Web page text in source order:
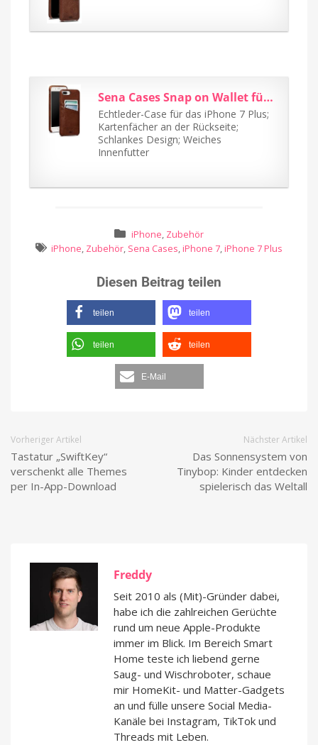
Sena Cases Snap on Wallet für iPhone 7 Plus cognac
Echtleder-Case für das iPhone 7 Plus;
Kartenfächer an der Rückseite;
Schlankes Design; Weiches
Innenfutter
iPhone, Zubehör
iPhone, Zubehör, Sena Cases, iPhone 7, iPhone 7 Plus
Diesen Beitrag teilen
teilen teilen
teilen teilen
E-Mail
Vorheriger Artikel
Tastatur „SwiftKey“
verschenkt alle Themes
per In-App-Download
Nächster Artikel
Das Sonnensystem von
Tinybop: Kinder entdecken
spielerisch das Weltall
Freddy
Seit 2010 als (Mit)-Gründer dabei,
habe ich die zahlreichen Gerüchte
rund um neue Apple-Produkte
immer im Blick. Im Bereich Smart
Home teste ich liebend gerne
Saug- und Wischroboter, schaue
mir HomeKit- und Matter-Gadgets
an und fülle unsere Social Media-
Kanäle bei Instagram, TikTok und
Threads mit Leben.